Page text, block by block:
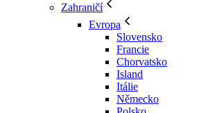
Zahraničí
Evropa
Slovensko
Francie
Chorvatsko
Island
Itálie
Německo